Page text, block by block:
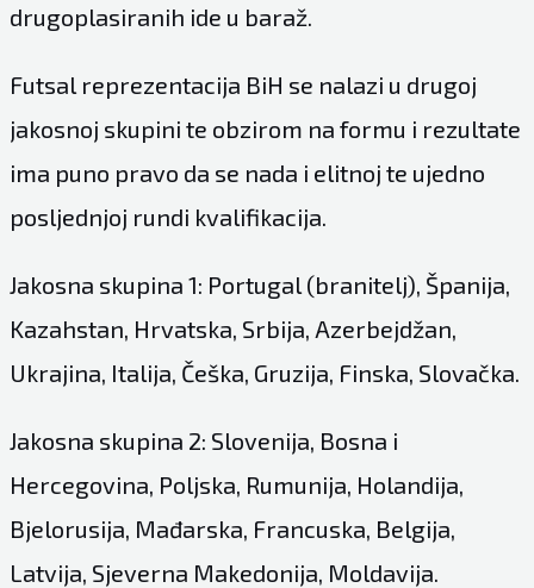
drugoplasiranih ide u baraž.
Futsal reprezentacija BiH se nalazi u drugoj
jakosnoj skupini te obzirom na formu i rezultate
ima puno pravo da se nada i elitnoj te ujedno
posljednjoj rundi kvalifikacija.
Jakosna skupina 1: Portugal (branitelj), Španija,
Kazahstan, Hrvatska, Srbija, Azerbejdžan,
Ukrajina, Italija, Češka, Gruzija, Finska, Slovačka.
Jakosna skupina 2: Slovenija, Bosna i
Hercegovina, Poljska, Rumunija, Holandija,
Bjelorusija, Mađarska, Francuska, Belgija,
Latvija, Sjeverna Makedonija, Moldavija.